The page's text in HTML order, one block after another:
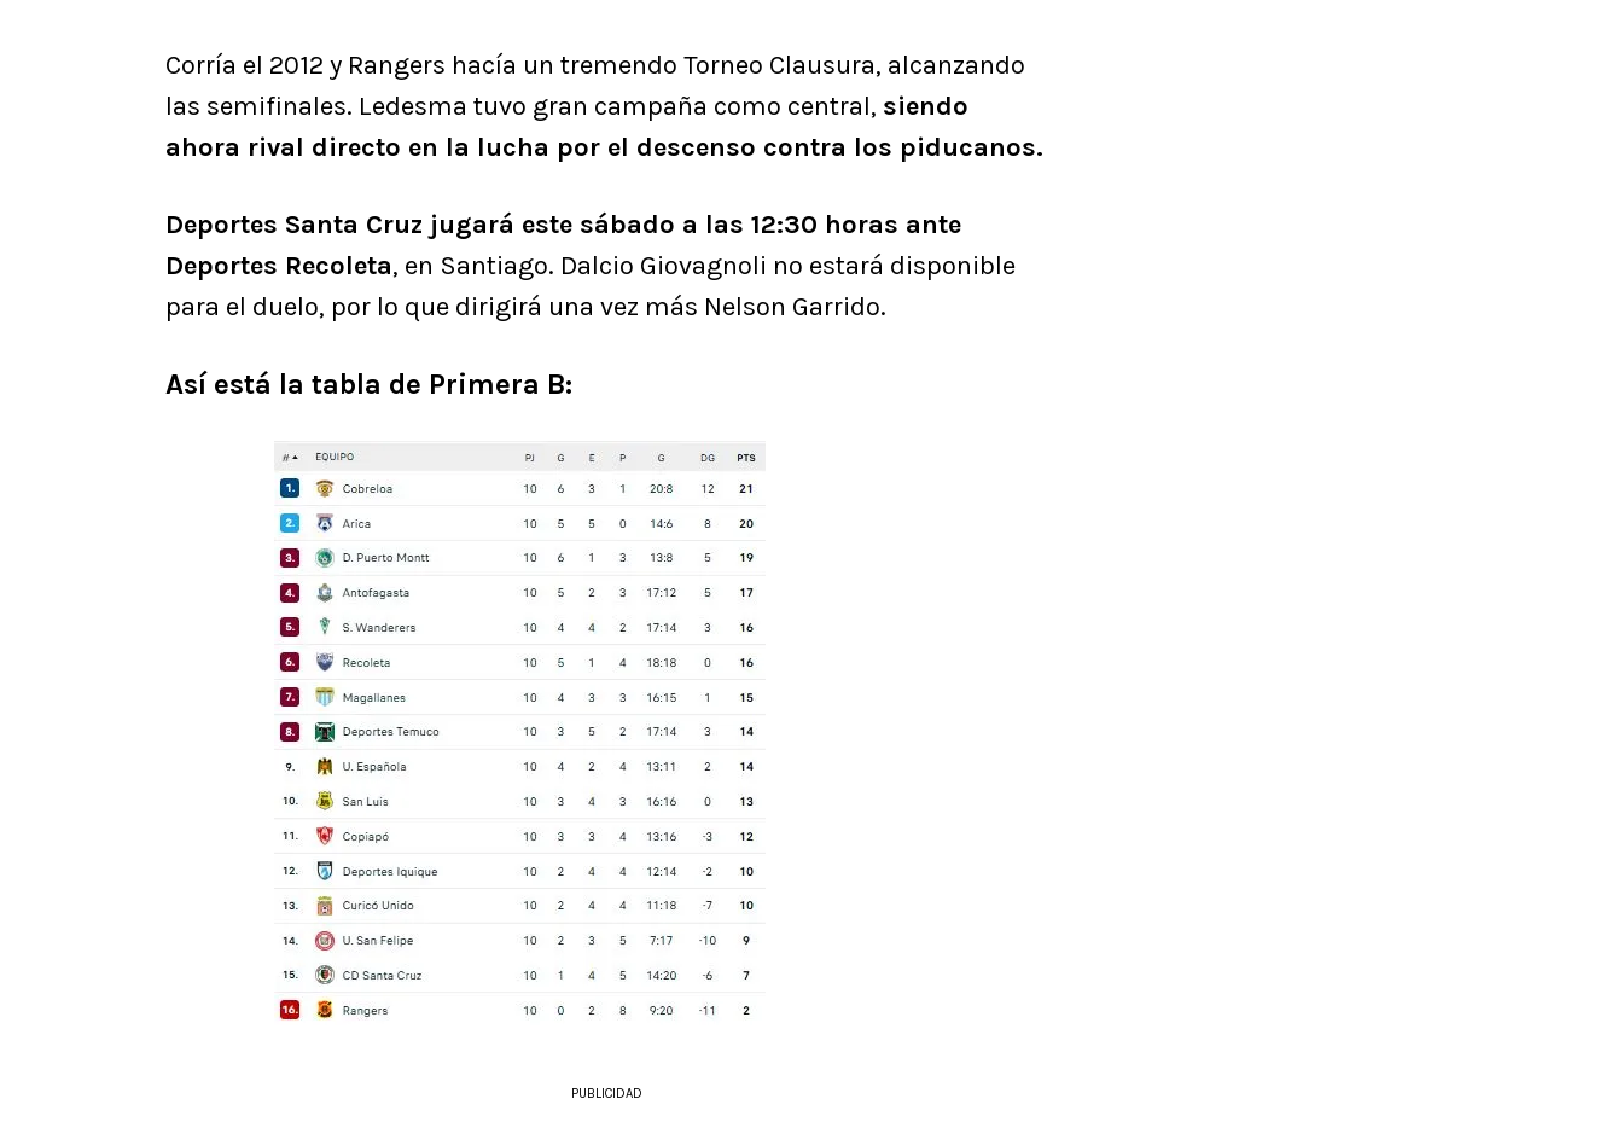
Corría el 2012 y Rangers hacía un tremendo Torneo Clausura, alcanzando
las semifinales. Ledesma tuvo gran campaña como central, siendo
ahora rival directo en la lucha por el descenso contra los piducanos.
Deportes Santa Cruz jugará este sábado a las 12:30 horas ante
Deportes Recoleta, en Santiago. Dalcio Giovagnoli no estará disponible
para el duelo, por lo que dirigirá una vez más Nelson Garrido.
Así está la tabla de Primera B:
PUBLICIDAD